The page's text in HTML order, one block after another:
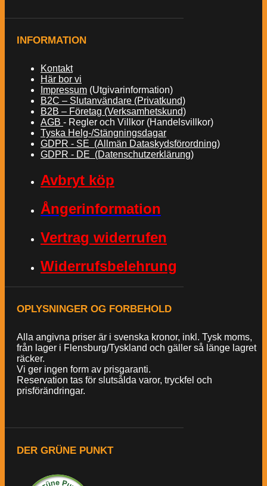
INFORMATION
Kontakt
Här bor vi
Impressum (Utgivarinformation)
B2C – Slutanvändare (Privatkund)
B2B – Företag (Verksamhetskund)
AGB - Regler och Villkor (Handelsvillkor)
Tyska Helg-/Stängningsdagar
GDPR - SE (Allmän Dataskydsförordning)
GDPR - DE (Datenschutzerklärung)
Avbryt köp
Ångerinformation
Vertrag widerrufen
Widerrufsbelehrung
OPLYSNINGER OG FORBEHOLD
Alla angivna priser är i svenska kronor, inkl. Tysk moms,
från lager i Flensburg/Tyskland och gäller så länge lagret
räcker.
Vi ger ingen form av prisgaranti.
Reservation tas för slutsålda varor, tryckfel och
prisförändringar.
DER GRÜNE PUNKT